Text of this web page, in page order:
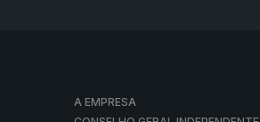
A EMPRESA